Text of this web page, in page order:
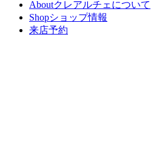
Aboutクレアルチェについて
Shopショップ情報
来店予約